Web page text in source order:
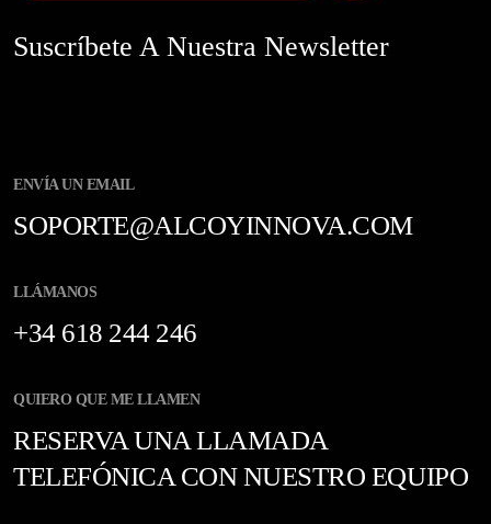
Suscríbete A Nuestra Newsletter
ENVÍA UN EMAIL
SOPORTE@ALCOYINNOVA.COM
LLÁMANOS
+34 618 244 246
QUIERO QUE ME LLAMEN
RESERVA UNA LLAMADA
TELEFÓNICA CON NUESTRO EQUIPO